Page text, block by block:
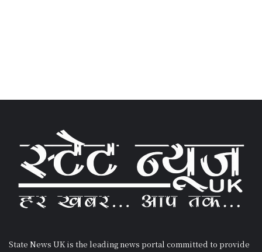
State News UK is the leading news portal committed to provide